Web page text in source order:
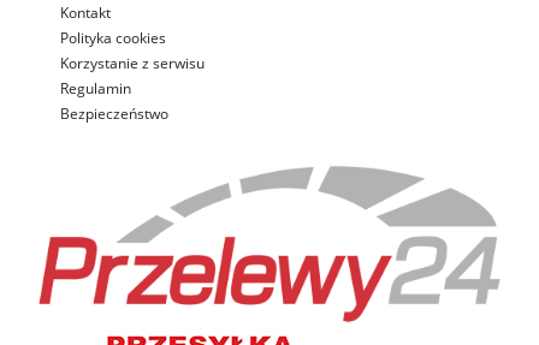
Kontakt
Polityka cookies
Korzystanie z serwisu
Regulamin
Bezpieczeństwo